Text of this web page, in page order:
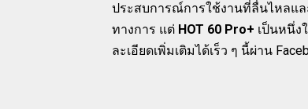
ประสบการณ์การใช้งานที่ลื่นไหลแล
ทางการ แต่ HOT 60 Pro+ เป็นหนึ่ง
ละเอียดเพิ่มเติมได้เร็ว ๆ นี้ผ่าน